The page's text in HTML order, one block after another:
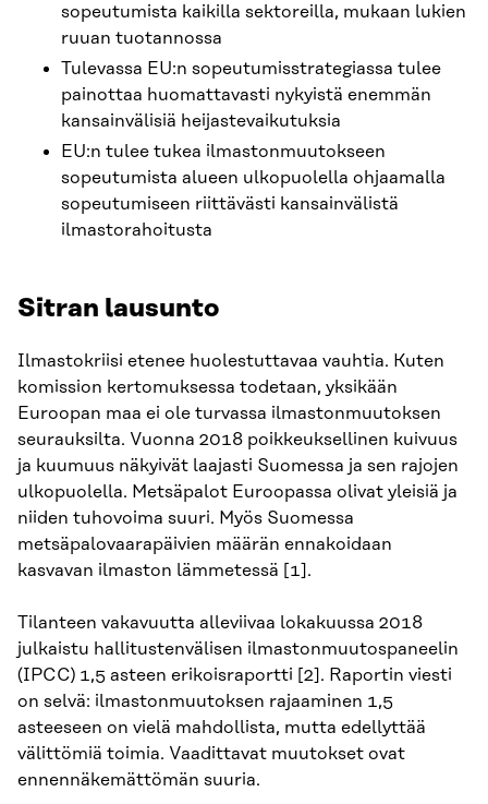
sopeutumista kaikilla sektoreilla, mukaan lukien
ruuan tuotannossa
Tulevassa EU:n sopeutumisstrategiassa tulee
painottaa huomattavasti nykyistä enemmän
kansainvälisiä heijastevaikutuksia
EU:n tulee tukea ilmastonmuutokseen
sopeutumista alueen ulkopuolella ohjaamalla
sopeutumiseen riittävästi kansainvälistä
ilmastorahoitusta
Sitran lausunto
Ilmastokriisi etenee huolestuttavaa vauhtia. Kuten
komission kertomuksessa todetaan, yksikään
Euroopan maa ei ole turvassa ilmastonmuutoksen
seurauksilta. Vuonna 2018 poikkeuksellinen kuivuus
ja kuumuus näkyivät laajasti Suomessa ja sen rajojen
ulkopuolella. Metsäpalot Euroopassa olivat yleisiä ja
niiden tuhovoima suuri. Myös Suomessa
metsäpalovaarapäivien määrän ennakoidaan
kasvavan ilmaston lämmetessä [1].
Tilanteen vakavuutta alleviivaa lokakuussa 2018
julkaistu hallitustenvälisen ilmastonmuutospaneelin
(IPCC) 1,5 asteen erikoisraportti [2]. Raportin viesti
on selvä: ilmastonmuutoksen rajaaminen 1,5
asteeseen on vielä mahdollista, mutta edellyttää
välittömiä toimia. Vaadittavat muutokset ovat
ennennäkemättömän suuria.